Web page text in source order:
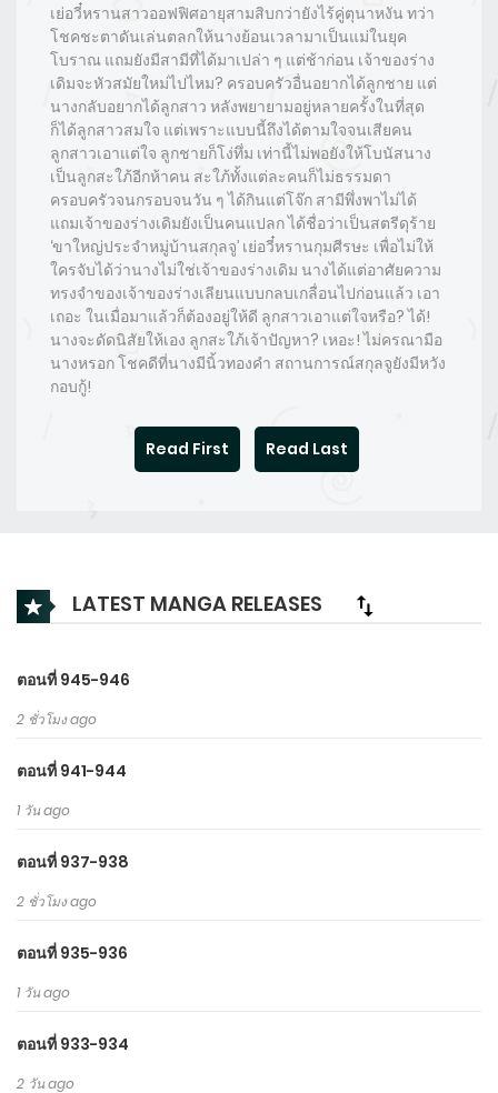
เย่อวี๋หรานสาวออฟฟิศอายุสามสิบกว่ายังไร้คู่ตุนาหงัน ทว่า
โชคชะตาดันเล่นตลกให้นางย้อนเวลามาเป็นแม่ในยุค
โบราณ แถมยังมีสามีที่ได้มาเปล่า ๆ แต่ช้าก่อน เจ้าของร่าง
เดิมจะหัวสมัยใหม่ไปไหม? ครอบครัวอื่นอยากได้ลูกชาย แต่
นางกลับอยากได้ลูกสาว หลังพยายามอยู่หลายครั้งในที่สุด
ก็ได้ลูกสาวสมใจ แต่เพราะแบบนี้ถึงได้ตามใจจนเสียคน
ลูกสาวเอาแต่ใจ ลูกชายก็โง่ทึ่ม เท่านี้ไม่พอยังให้โบนัสนาง
เป็นลูกสะใภ้อีกห้าคน สะใภ้ทั้งแต่ละคนก็ไม่ธรรมดา
ครอบครัวจนกรอบจนวัน ๆ ได้กินแต่โจ๊ก สามีพึ่งพาไม่ได้
แถมเจ้าของร่างเดิมยังเป็นคนแปลก ได้ชื่อว่าเป็นสตรีดุร้าย
‘ขาใหญ่ประจำหมู่บ้านสกุลจู’ เย่อวี๋หรานกุมศีรษะ เพื่อไม่ให้
ใครจับได้ว่านางไม่ใช่เจ้าของร่างเดิม นางได้แต่อาศัยความ
ทรงจำของเจ้าของร่างเลียนแบบกลบเกลื่อนไปก่อนแล้ว เอา
เถอะ ในเมื่อมาแล้วก็ต้องอยู่ให้ดี ลูกสาวเอาแต่ใจหรือ? ได้!
นางจะดัดนิสัยให้เอง ลูกสะใภ้เจ้าปัญหา? เหอะ! ไม่ครณามือ
นางหรอก โชคดีที่นางมีนิ้วทองคำ สถานการณ์สกุลจูยังมีหวัง
กอบกู้!
Read First Read Last
LATEST MANGA RELEASES
ตอนที่ 945-946
2 ชั่วโมง ago
ตอนที่ 941-944
1 วัน ago
ตอนที่ 937-938
2 ชั่วโมง ago
ตอนที่ 935-936
1 วัน ago
ตอนที่ 933-934
2 วัน ago